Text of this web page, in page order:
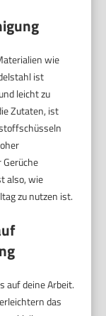
wie
ist
leicht zu
Zutaten, ist
also, wie
zu nutzen ist.
auf deine Arbeit.
das